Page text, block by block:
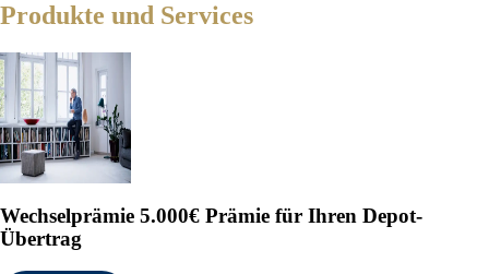
Produkte und Services
Wechselprämie 5.000€ Prämie für Ihren Depot-
Übertrag